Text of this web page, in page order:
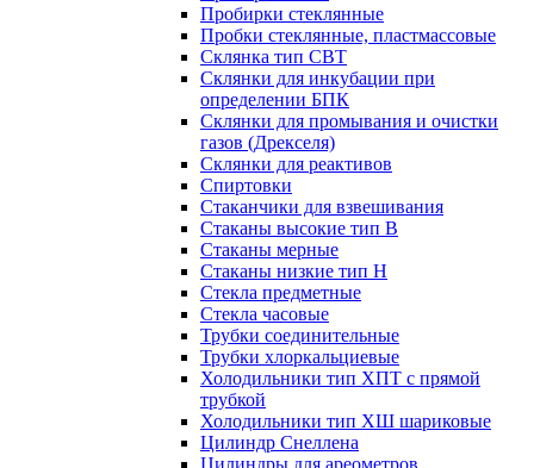
Пробирки стеклянные
Пробки стеклянные, пластмассовые
Склянка тип СВТ
Склянки для инкубации при
определении БПК
Склянки для промывания и очистки
газов (Дрекселя)
Склянки для реактивов
Спиртовки
Стаканчики для взвешивания
Стаканы высокие тип В
Стаканы мерные
Стаканы низкие тип Н
Стекла предметные
Стекла часовые
Трубки соединительные
Трубки хлоркальциевые
Холодильники тип ХПТ с прямой
трубкой
Холодильники тип ХШ шариковые
Цилиндр Снеллена
Цилиндры для ареометров